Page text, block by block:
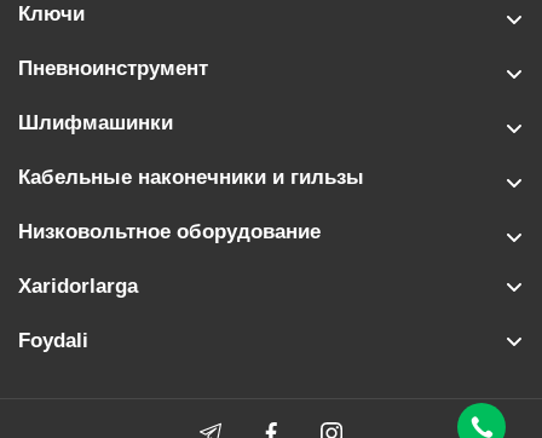
Ключи
Пневноинструмент
Шлифмашинки
Кабельные наконечники и гильзы
Низковольтное оборудование
Xaridorlarga
Foydali